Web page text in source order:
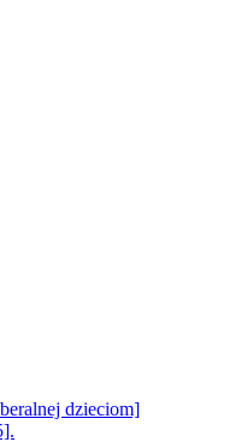
dzieciom]